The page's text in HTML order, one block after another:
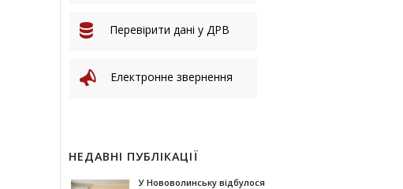
Перевірити дані у ДРВ
Електронне звернення
НЕДАВНІ ПУБЛІКАЦІЇ
У Нововолинську відбулося